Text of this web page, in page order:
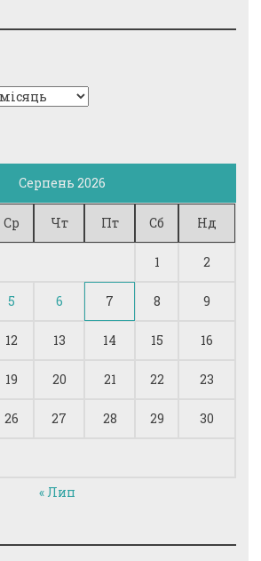
Серпень 2026
Ср Чт Пт Сб Нд
1 2
5 6 7 8 9
12 13 14 15 16
19 20 21 22 23
26 27 28 29 30
« Лип